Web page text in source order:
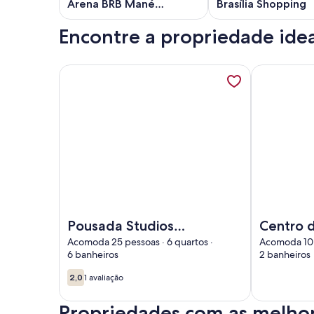
Arena BRB Mané
Garrincha
Brasília Shopping
Encontre a propriedade
Pousada Studios
Congresso
Acomoda 25 pessoas · 6 quartos ·
6 banheiros
2,02,0 de 10
1 avaliação
(1
avaliação)
Mais informações sobre Pousada Studios
Centro
minutos
Acomoda 10
2 banheiros
Mais